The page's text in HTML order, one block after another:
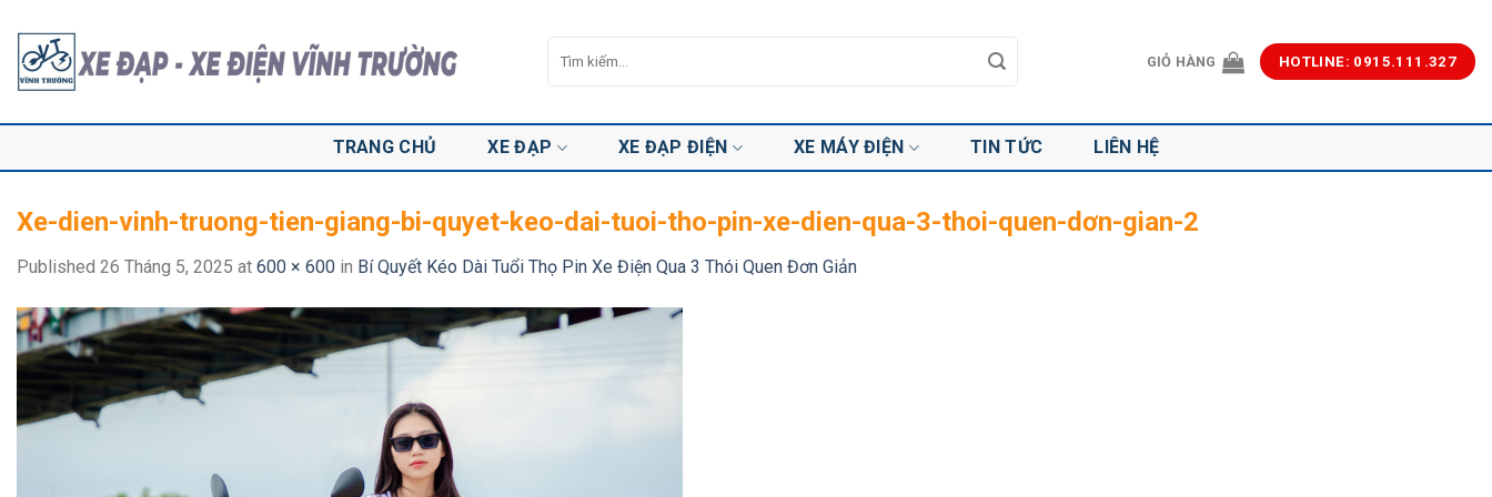
content
kiếm:
GIỎ HÀNG HOTLINE: 0915.111.327
TRANG CHỦ XE ĐẠP XE ĐẠP ĐIỆN XE MÁY ĐIỆN TIN TỨC LIÊN HỆ
Xe-dien-vinh-truong-tien-giang-bi-quyet-keo-dai-tuoi-tho-pin-xe-dien-qua-3-thoi-quen-dơn-gian-2
Published 26 Tháng 5, 2025 at 600 × 600 in Bí Quyết Kéo Dài Tuổi Thọ Pin Xe Điện Qua 3 Thói Quen Đơn Giản